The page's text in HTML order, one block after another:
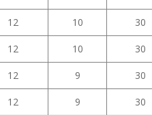
12 10 30
12 10 30
12 9 30
12 9 30